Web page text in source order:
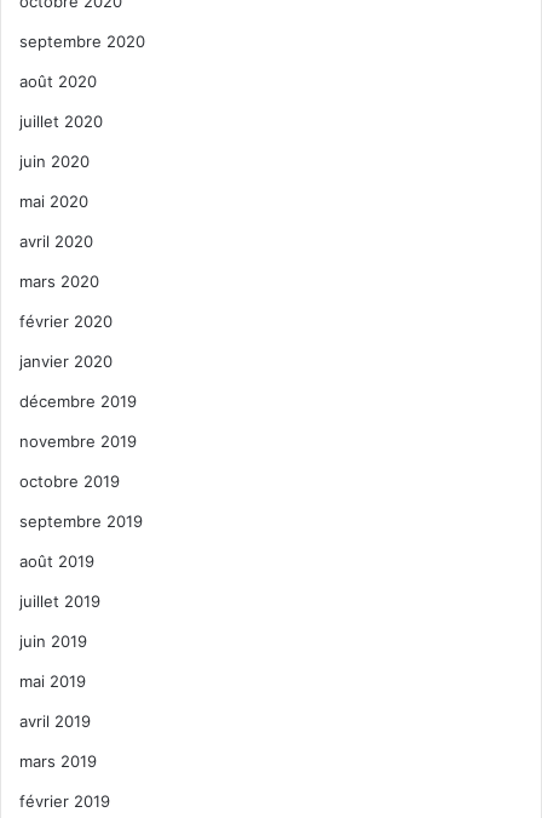
septembre 2020
août 2020
juillet 2020
juin 2020
mai 2020
avril 2020
mars 2020
février 2020
janvier 2020
décembre 2019
novembre 2019
octobre 2019
septembre 2019
août 2019
juillet 2019
juin 2019
mai 2019
avril 2019
mars 2019
février 2019